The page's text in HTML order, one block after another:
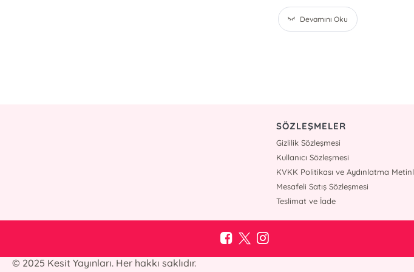
Devamını Oku
SÖZLEŞMELER
Gizlilik Sözleşmesi
Kullanıcı Sözleşmesi
KVKK Politikası ve Aydınlatma
Mesafeli Satış Sözleşmesi
Teslimat ve İade
© 2025 Kesit Yayınları. Her hakkı saklıdır.